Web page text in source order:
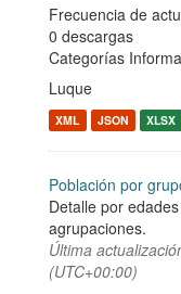
Frecuencia de
0 descargas
Categorías
Luque
XML JSON XLSX
Población por
Detalle por
agrupaciones.
Última
(UTC+00:00)